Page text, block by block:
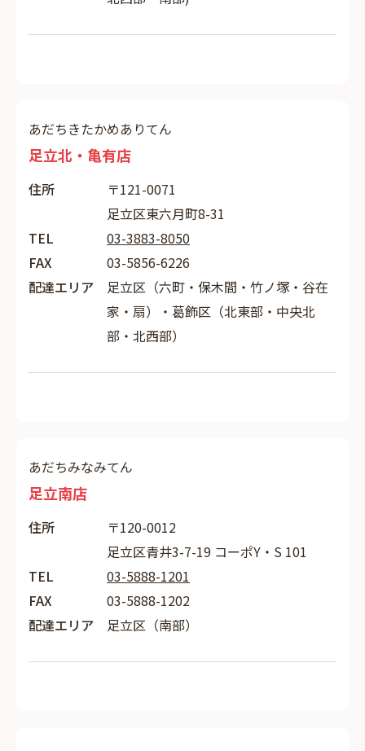
あだちきたかめありてん
足立北・亀有店
住所
〒121-0071
足立区東六月町8-31
TEL
03-3883-8050
FAX
03-5856-6226
配達エリア
足立区（六町・保木間・竹ノ塚・谷在
家・扇）・葛飾区（北東部・中央北
部・北西部）
あだちみなみてん
足立南店
住所
〒120-0012
足立区青井3-7-19 コーポY・S 101
TEL
03-5888-1201
FAX
03-5888-1202
配達エリア
足立区（南部）